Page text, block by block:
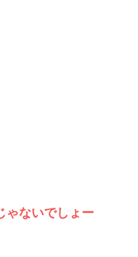
ゃないでしょー